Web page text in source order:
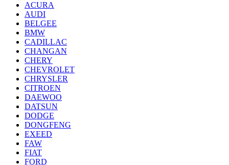
ACURA
AUDI
BELGEE
BMW
CADILLAC
CHANGAN
CHERY
CHEVROLET
CHRYSLER
CITROEN
DAEWOO
DATSUN
DODGE
DONGFENG
EXEED
FAW
FIAT
FORD